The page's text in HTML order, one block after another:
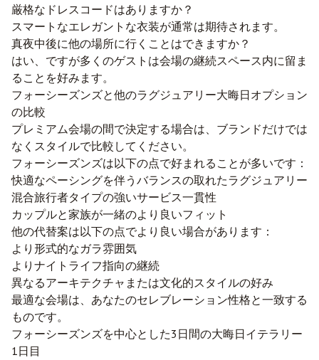
厳格なドレスコードはありますか？
スマートなエレガントな衣装が通常は期待されます。
真夜中後に他の場所に行くことはできますか？
はい、ですが多くのゲストは会場の継続スペース内に留ま
ることを好みます。
フォーシーズンズと他のラグジュアリー大晦日オプション
の比較
プレミアム会場の間で決定する場合は、ブランドだけでは
なくスタイルで比較してください。
フォーシーズンズは以下の点で好まれることが多いです：
快適なペーシングを伴うバランスの取れたラグジュアリー
混合旅行者タイプの強いサービス一貫性
カップルと家族が一緒のより良いフィット
他の代替案は以下の点でより良い場合があります：
より形式的なガラ雰囲気
よりナイトライフ指向の継続
異なるアーキテクチャまたは文化的スタイルの好み
最適な会場は、あなたのセレブレーション性格と一致する
ものです。
フォーシーズンズを中心とした3日間の大晦日イテラリー
1日目